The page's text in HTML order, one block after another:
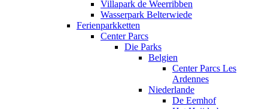
Villapark de Weerribben
Wasserpark Belterwiede
Ferienparkketten
Center Parcs
Die Parks
Belgien
Center Parcs Les
Ardennes
Niederlande
De Eemhof